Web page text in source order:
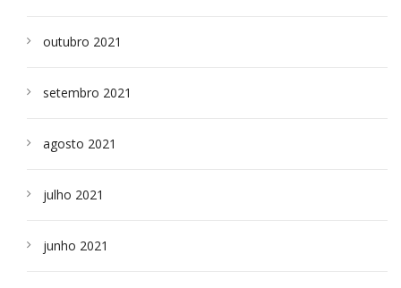
outubro 2021
setembro 2021
agosto 2021
julho 2021
junho 2021